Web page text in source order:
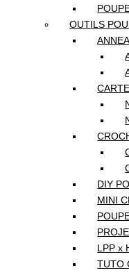
OUTILS
DIY
MINI
LPP
TUTO